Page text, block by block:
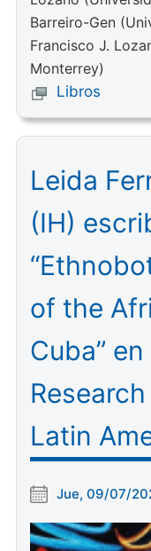
Barreiro-Gen
Francisco J.
Monterrey)
Libros
Leida
(IH)
of the
Cuba”
Latin
Jue, 09/07/